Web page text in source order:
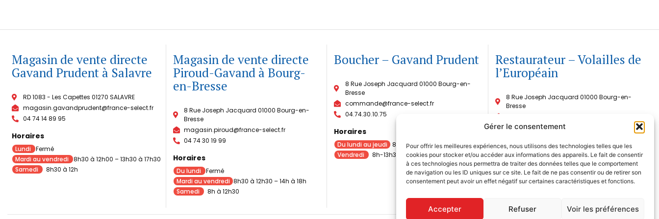
Gérer le consentement
Pour offrir les meilleures expériences, nous utilisons des technologies telles que les
cookies pour stocker et/ou accéder aux informations des appareils. Le fait de consentir
à ces technologies nous permettra de traiter des données telles que le comportement
de navigation ou les ID uniques sur ce site. Le fait de ne pas consentir ou de retirer son
consentement peut avoir un effet négatif sur certaines caractéristiques et fonctions.
Accepter Refuser Voir les préférences
Magasin de vente directe
Gavand Prudent à Salavre
RD 1083 - Les Capettes 01270 SALAVRE
magasin.gavandprudent@france-select.fr
04 74 14 89 95​
Horaires
Lundi
Fermé
Mardi au vendredi
8h30 à 12h00 – 13h30 à 17h30
Samedi
8h30 à 12h
Magasin de vente directe
Piroud-Gavand à Bourg-
en-Bresse
8 Rue Joseph Jacquard 01000 Bourg-en-
Bresse
magasin.piroud@france-select.fr
04 74 30 19 99
Horaires
Du lundi
Fermé
Mardi au vendredi 8h30 à 12h30 – 14h à 18h
Samedi
8h à 12h30
Boucher – Gavand Prudent
8 Rue Joseph Jacquard 01000 Bourg-en-
Bresse
commande@france-select.fr
04.74.30.10.75
Horaires
Du lundi au jeudi
8h-17h
Vendredi
8h-13h30
Restaurateur – Volailles de
l’Européain
8 Rue Joseph Jacquard 01000 Bourg-en-
Bresse
04 74 22 13 55
Horaires
Du lundi au jeudi 8h-17h
Vendredi
8h-13h30